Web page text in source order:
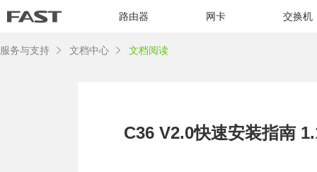
路由器 网卡 交换机
服务与支持 文档中心 文档阅读
C36 V2.0快速安装指南